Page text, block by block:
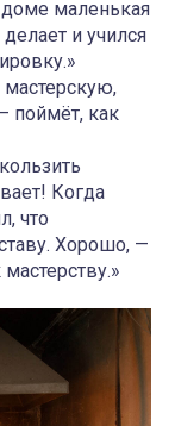
маленькая
и учился
поймёт, как
Когда
что
Хорошо, —